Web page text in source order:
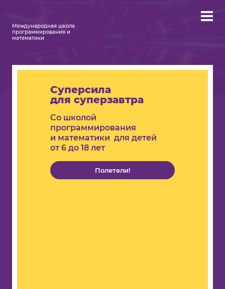
Международная школа
программирования и
математики
Суперсила
для суперзавтра
Со школой
программирования
и математики для детей
от 6 до 18 лет
Полетели!